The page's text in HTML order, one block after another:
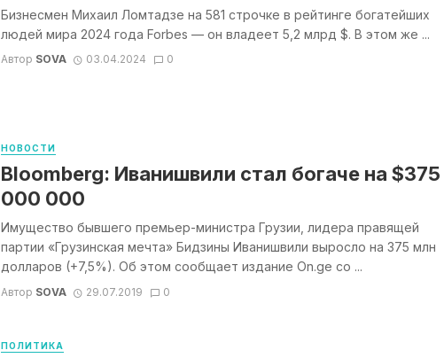
Бизнесмен Михаил Ломтадзе на 581 строчке в рейтинге богатейших
людей мира 2024 года Forbes — он владеет 5,2 млрд $. В этом же ...
Автор SOVA 03.04.2024 0
НОВОСТИ
Bloomberg: Иванишвили стал богаче на $375
000 000
Имущество бывшего премьер-министра Грузии, лидера правящей
партии «Грузинская мечта» Бидзины Иванишвили выросло на 375 млн
долларов (+7,5%). Об этом сообщает издание On.ge со ...
Автор SOVA 29.07.2019 0
ПОЛИТИКА